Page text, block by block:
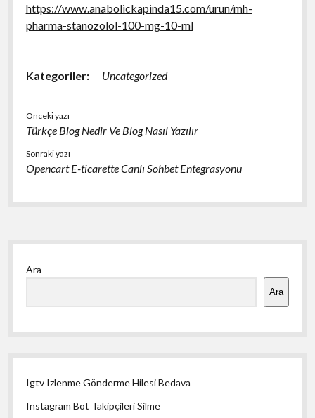
https://www.anabolickapinda15.com/urun/mh-
pharma-stanozolol-100-mg-10-ml
Kategoriler: Uncategorized
Önceki yazı
Türkçe Blog Nedir Ve Blog Nasıl Yazılır
Sonraki yazı
Opencart E-ticarette Canlı Sohbet Entegrasyonu
Yan
Menü
Ara
Ara
Igtv Izlenme Gönderme Hilesi Bedava
Instagram Bot Takipçileri Silme